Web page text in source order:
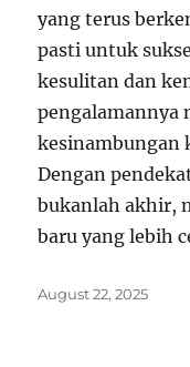
yang terus
pasti untuk
kesulitan dan
pengalamannya
kesinambungan
Dengan
bukanlah akhir,
baru yang lebih
Posted
August 22, 2025